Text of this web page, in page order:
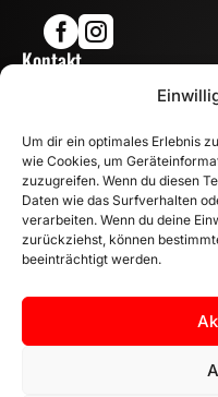
Um dir ein optimales Erlebnis
wie Cookies, um
zuzugreifen. Wenn du diesen
Daten wie das Surfverhalten
verarbeiten. Wenn du deine
zurückziehst, können
beeinträchtigt werden.

Kontakt
info@mn-
 WhatsApp
Öffnungszeiten
 Mo - Fr: 8:00 – 17:00
Sa: 10:00 – 14:00 Uhr
INFORMATION
Zahlungsarten
Versandinformationen
Widerrufsbelehrung